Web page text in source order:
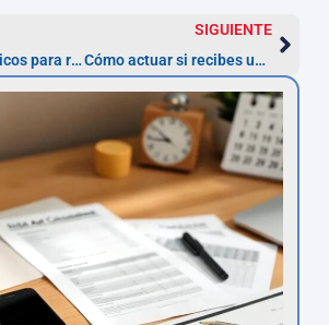
Consejos prácticos para reclamar multas ZBE ilegales en Madrid
SIGUIENTE
Cómo actuar si recibes una multa ZBE ilegal: guía para afectados